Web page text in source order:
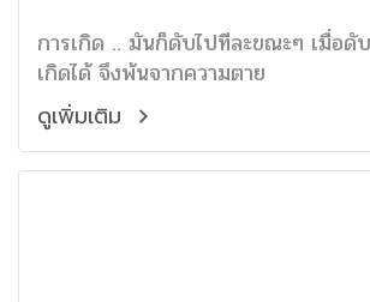
การเกิด .. มันก็ดับไปทีละขณะๆ เมื่อดับเหตุแห่งการ
เกิดได้ จึงพ้นจากความตาย
ดูเพิ่มเติม